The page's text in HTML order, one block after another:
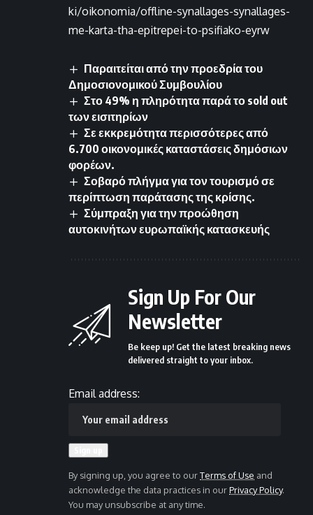
ki/oikonomia/offline-synallages-synallages-
me-karta-tha-epitrepei-to-psifiako-eyrw
Παραιτείται από την προεδρία του
Δημοσιονομικού Συμβουλίου
Στο 49% η πληρότητα παρά το sold out
των εισιτηρίων
Σε εκκρεμότητα περισσότερες από
6.700 οικονομικές καταστάσεις δημόσιων
φορέων.
Σοβαρό πλήγμα για τον τουρισμό σε
περίπτωση παράτασης της κρίσης.
Σύμπραξη για την προώθηση
αυτοκινήτων ευρωπαϊκής κατασκευής
Sign Up For Our
Newsletter
Be keep up! Get the latest breaking news
delivered straight to your inbox.
Email address:
By signing up, you agree to ourTerms of Use and
acknowledge the data practices in ourPrivacy Policy.
You may unsubscribe at any time.